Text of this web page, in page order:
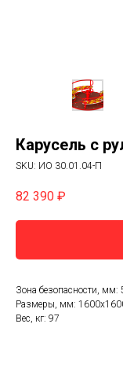
Карусель с
SKU: ИО 30.01.04-П
82 390 ₽
Зона безопасности,
Размеры, мм:
Вес, кг: 97